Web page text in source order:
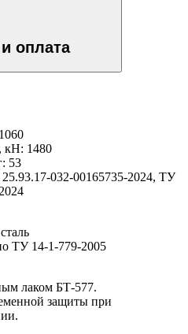
оплата
1060
кН: 1480
53
032-00165735-2024, ТУ
ТУ 14-1-779-2005
лаком БТ-577.
защиты при